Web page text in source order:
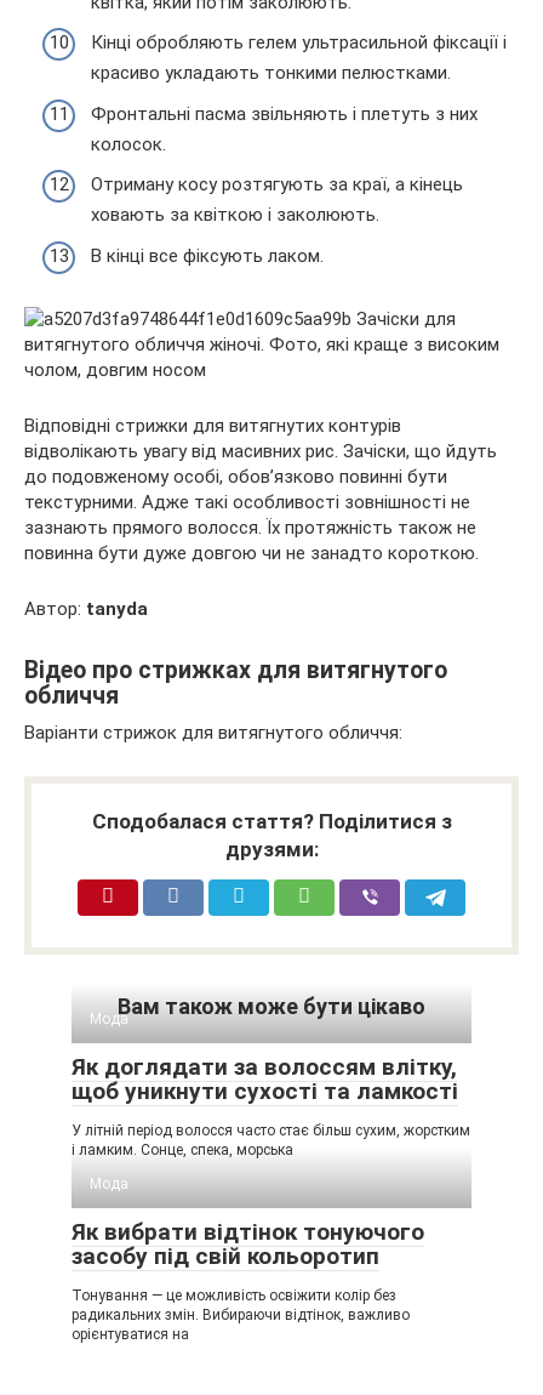
Кінці обробляють гелем ультрасильной фіксації і
красиво укладають тонкими пелюстками.
Фронтальні пасма звільняють і плетуть з них
колосок.
Отриману косу розтягують за краї, а кінець
ховають за квіткою і заколюють.
В кінці все фіксують лаком.
Відповідні стрижки для витягнутих контурів
відволікають увагу від масивних рис. Зачіски, що йдуть
до подовженому особі, обов’язково повинні бути
текстурними. Адже такі особливості зовнішності не
зазнають прямого волосся. Їх протяжність також не
повинна бути дуже довгою чи не занадто короткою.
Автор: tanyda
Відео про стрижках для витягнутого
обличчя
Варіанти стрижок для витягнутого обличчя:
Сподобалася стаття? Поділитися з
друзями:
Вам також може бути цікаво
Мода
Як доглядати за волоссям влітку,
щоб уникнути сухості та ламкості
У літній період волосся часто стає більш сухим, жорстким
і ламким. Сонце, спека, морська
Мода
Як вибрати відтінок тонуючого
засобу під свій кольоротип
Тонування — це можливість освіжити колір без
радикальних змін. Вибираючи відтінок, важливо
орієнтуватися на